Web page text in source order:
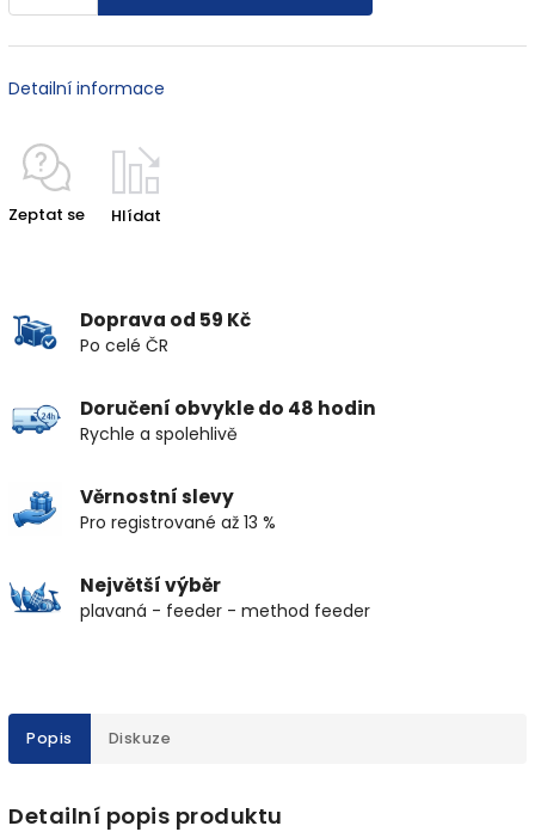
Detailní informace
Zeptat se Hlídat
Doprava od 59 Kč
Po celé ČR
Doručení obvykle do 48 hodin
Rychle a spolehlivě
Věrnostní slevy
Pro registrované až 13 %
Největší výběr
plavaná - feeder - method feeder
Popis Diskuze
Detailní popis produktu